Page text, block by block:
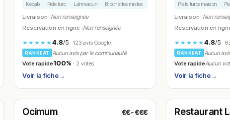
Kebab Pide turc Lahmacun Brochettes mixtes Assiettes grillades
Livraison :Non renseignée
Réservation en ligne :Non renseignée
★★★★★4.8/5· 123 avis Google
RANKEAT
Aucun avis par la communauté
Vote rapide100% · 2 votes
Voir la fiche→
Plats turcs maison
Livraison :Non
Réservation en
★★★★★4.8/5 ·
RANKEAT
Aucun
Vote rapideAucun
Voir la fiche→
N° 10
Fermé(12:00 – 15:00, 19:00 – 23:00)
Ocimum €€-€€€ N° 11
Fermé(11:00 – 23:00)
Restaurant